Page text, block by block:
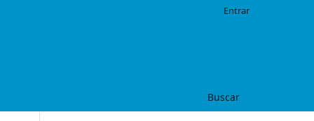
Buscar
Entrar